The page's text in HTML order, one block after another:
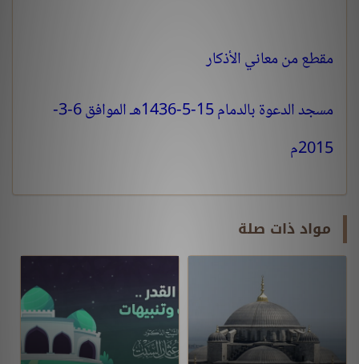
مقطع من معاني الأذكار
مسجد الدعوة بالدمام 15-5-1436هـ الموافق 6-3-
2015م
مواد ذات صلة